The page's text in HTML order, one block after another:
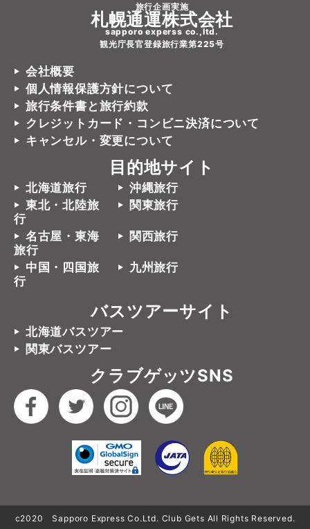
旅行企画実施
札幌通運株式会社
sapporo experss co.,ltd.
観光庁長官登録旅行業第225号
会社概要
個人情報保護方針について
旅行条件書と旅行約款
クレジットカード・コンビニ決済について
キャンセル・変更について
目的地サイト
北海道旅行
沖縄旅行
東北・北陸旅
行
関東旅行
名古屋・東海
旅行
関西旅行
中国・四国旅
行
九州旅行
バスツアーサイト
北海道バスツアー
関東バスツアー
クラブゲッツSNS
c2020 Sapporo Express Co.Ltd. Club Gets All Rights Reserved.